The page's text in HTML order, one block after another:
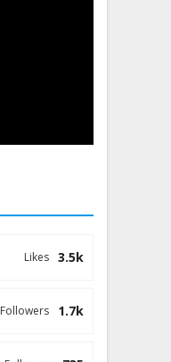
3.5k
Likes
1.7k
Followers